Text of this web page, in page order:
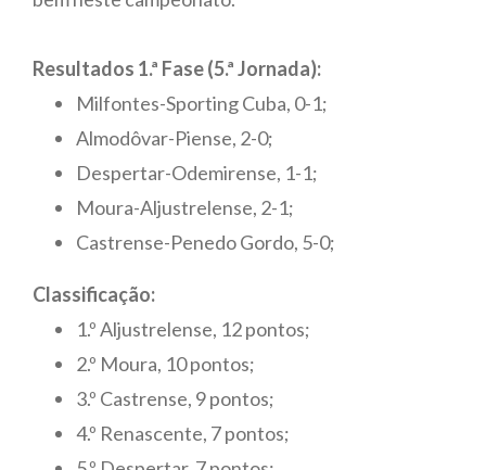
Resultados 1.ª Fase (5.ª Jornada):
Milfontes-Sporting Cuba, 0-1;
Almodôvar-Piense, 2-0;
Despertar-Odemirense, 1-1;
Moura-Aljustrelense, 2-1;
Castrense-Penedo Gordo, 5-0;
Classificação:
1.º Aljustrelense, 12 pontos;
2.º Moura, 10 pontos;
3.º Castrense, 9 pontos;
4.º Renascente, 7 pontos;